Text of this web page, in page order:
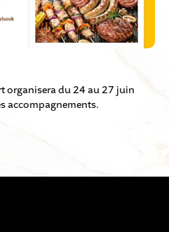
organisera du 24 au 27 juin
accompagnements.